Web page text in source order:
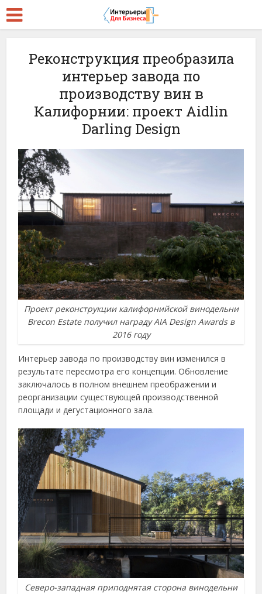
Реконструкция преобразила
интерьер завода по
производству вин в
Калифорнии: проект Aidlin
Darling Design
Проект реконструкции калифорнийской винодельни
Brecon Estate получил награду AIA Design Awards в
2016 году
Интерьер завода по производству вин изменился в
результате пересмотра его концепции. Обновление
заключалось в полном внешнем преображении и
реорганизации существующей производственной
площади и дегустационного зала.
Северо-западная приподнятая сторона винодельни